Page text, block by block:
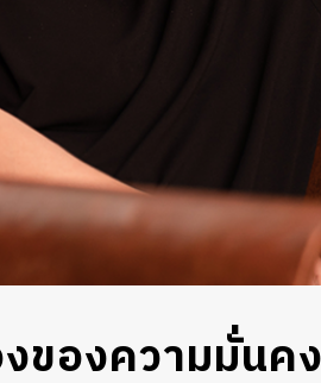
ของความมั่นค